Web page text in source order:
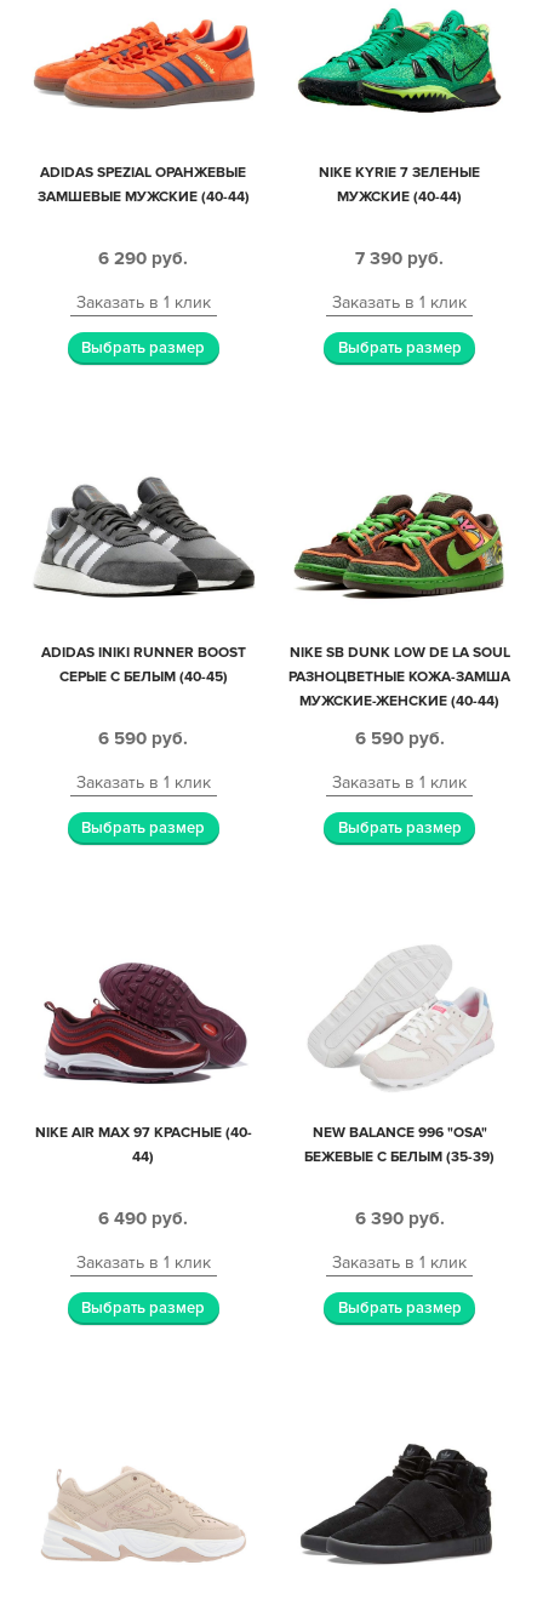
ADIDAS SPEZIAL ОРАНЖЕВЫЕ
ЗАМШЕВЫЕ МУЖСКИЕ (40-44)
6 290 руб.
Заказать в 1 клик
Выбрать размер
NIKE KYRIE 7 ЗЕЛЕНЫЕ
МУЖСКИЕ (40-44)
7 390 руб.
Заказать в 1 клик
Выбрать размер
ADIDAS INIKI RUNNER BOOST
СЕРЫЕ С БЕЛЫМ (40-45)
6 590 руб.
Заказать в 1 клик
Выбрать размер
NIKE SB DUNK LOW DE LA SOUL
РАЗНОЦВЕТНЫЕ КОЖА-ЗАМША
МУЖСКИЕ-ЖЕНСКИЕ (40-44)
6 590 руб.
Заказать в 1 клик
Выбрать размер
NIKE AIR MAX 97 КРАСНЫЕ (40-
44)
6 490 руб.
Заказать в 1 клик
Выбрать размер
NEW BALANCE 996 "OSA"
БЕЖЕВЫЕ С БЕЛЫМ (35-39)
6 390 руб.
Заказать в 1 клик
Выбрать размер